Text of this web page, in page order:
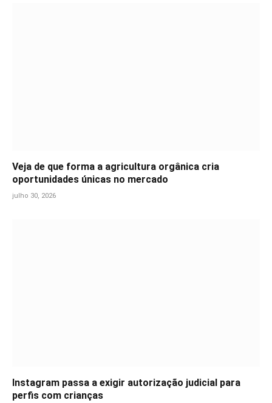
Veja de que forma a agricultura orgânica cria
oportunidades únicas no mercado
julho 30, 2026
Instagram passa a exigir autorização judicial para
perfis com crianças